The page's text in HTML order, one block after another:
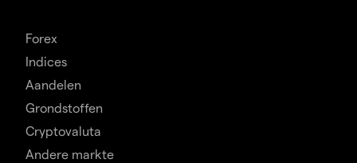
Forex
Indices
Aandelen
Grondstoffen
Cryptovaluta
Andere markte